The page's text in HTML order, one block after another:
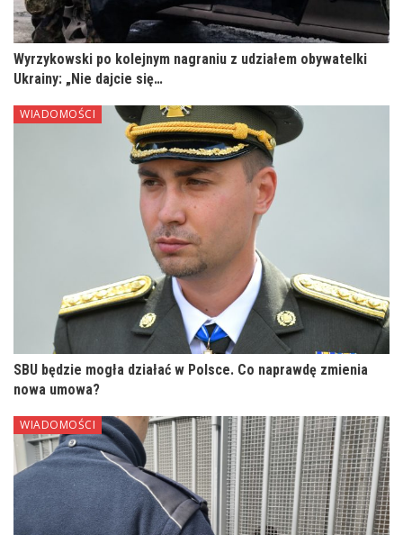
Wyrzykowski po kolejnym nagraniu z udziałem obywatelki
Ukrainy: „Nie dajcie się…
WIADOMOŚCI
SBU będzie mogła działać w Polsce. Co naprawdę zmienia
nowa umowa?
WIADOMOŚCI